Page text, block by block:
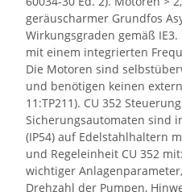
geräuscharmer Grundfos
Wirkungsgraden gemäß
mit einem integrierten
Die Motoren sind
und benötigen keinen
11:TP211). CU 352
Sicherungsautomaten sind
(IP54) auf Edelstahlhaltern
und Regeleinheit CU 352
wichtiger
Drehzahl der Pumpen,